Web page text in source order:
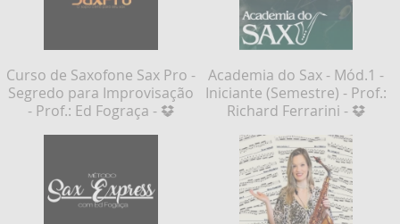
Curso de Saxofone Sax Pro -
Segredo para Improvisação
- Prof.: Ed Fograça -
Academia do Sax - Mód.1 -
Iniciante (Semestre) - Prof.:
Richard Ferrarini -